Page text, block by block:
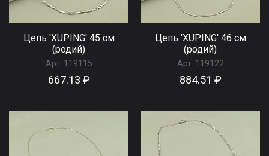
Цепь 'XUPING' 45 см
(родий)
Арт: 119115
667.13 ₽
Цепь 'XUPING' 46 см
(родий)
Арт: 119122
884.51 ₽